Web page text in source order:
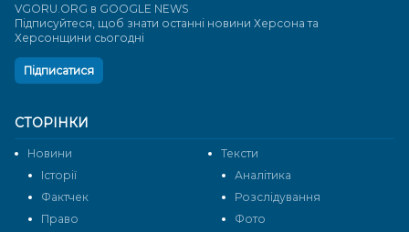
СТОРІНКИ
Новини
Тексти
Історії
Аналітика
Фактчек
Розслідування
Право
Фото
VGORU.ORG в GOOGLE NEWS
Підписуйтеся, щоб знати останні новини Херсона та
Херсонщини сьогодні
Підписатися